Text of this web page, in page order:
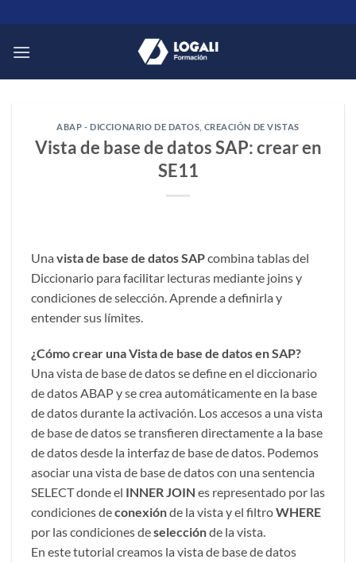
al
contenido
ABAP - DICCIONARIO DE DATOS CREACIÓN DE VISTAS
Vista de base de datos SAP: crear en
SE11
Una vista de base de datos SAPcombina tablas del
Diccionario para facilitar lecturas mediante joins y
condiciones de selección. Aprende a definirla y
entender sus límites.
¿Cómo crear una Vista de base de datos en SAP?
Una vista de base de datos se define en el diccionario
de datos ABAP y se crea automáticamente en la base
de datos durante la activación. Los accesos a una vista
de base de datos se transfieren directamente a la base
de datos desde la interfaz de base de datos. Podemos
asociar una vista de base de datos con una sentencia
SELECT donde el INNER JOIN es representado por las
condiciones deconexiónde la vista y el filtroWHERE
por las condiciones deselecciónde la vista.
En este tutorial creamos la vista de base de datos